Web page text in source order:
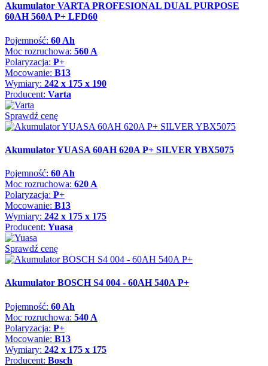
Akumulator VARTA PROFESIONAL DUAL PURPOSE
60AH 560A P+ LFD60
Pojemność: 60 Ah
Moc rozruchowa: 560 A
Polaryzacja: P+
Mocowanie: B13
Wymiary: 242 x 175 x 190
Producent: Varta
Sprawdź cenę
Akumulator YUASA 60AH 620A P+ SILVER YBX5075
Pojemność: 60 Ah
Moc rozruchowa: 620 A
Polaryzacja: P+
Mocowanie: B13
Wymiary: 242 x 175 x 175
Producent: Yuasa
Sprawdź cenę
Akumulator BOSCH S4 004 - 60AH 540A P+
Pojemność: 60 Ah
Moc rozruchowa: 540 A
Polaryzacja: P+
Mocowanie: B13
Wymiary: 242 x 175 x 175
Producent: Bosch